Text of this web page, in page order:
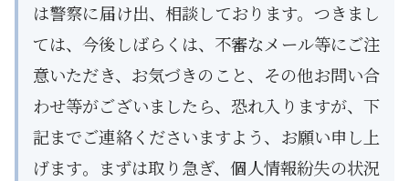
は警察に届け出、相談しております。つきまし
ては、今後しばらくは、不審なメール等にご注
意いただき、お気づきのこと、その他お問い合
わせ等がございましたら、恐れ入りますが、下
記までご連絡くださいますよう、お願い申し上
げます。まずは取り急ぎ、個人情報紛失の状況